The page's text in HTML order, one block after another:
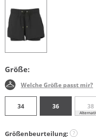
Größe:
Welche Größe passt mir?
34 36 38
Größenbeurteilung: ?